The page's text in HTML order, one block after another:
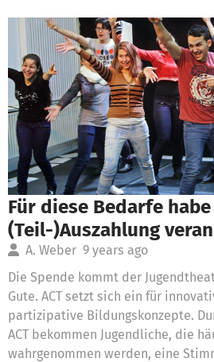
Für diese Bedarfe
(Teil-)Auszahlung
A. Weber 9 years ago
Die Spende kommt der
Gute. ACT setzt sich ein für
partizipative Bildungskonzepte.
ACT bekommen Jugendliche, die
wahrgenommen werden, eine